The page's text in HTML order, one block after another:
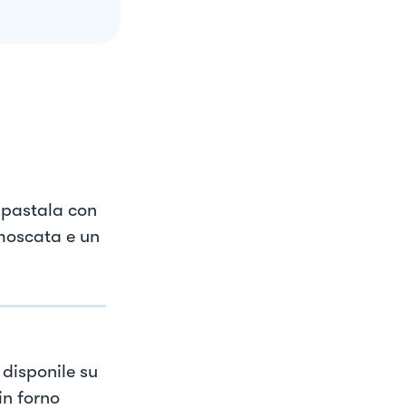
con
e un
su
forno